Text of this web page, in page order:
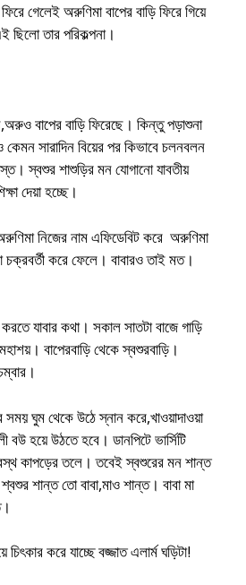
গেলেই অরুণিমা বাপের বাড়ি ফিরে গিয়ে
তার পরিকল্পনা।
বাপের বাড়ি ফিরেছে। কিন্তু পড়াশুনা
সারাদিন বিয়ের পর কিভাবে চলনবলন
স্বশুর শাশুড়ির মন যোগানো যাবতীয়
দেয়া হচ্ছে।
নিজের নাম এফিডেবিট করে অরুণিমা
চক্রবর্তী করে ফেলে। বাবারও তাই মত।
যাবার কথা। সকাল সাতটা বাজে গাড়ি
বাপেরবাড়ি থেকে স্বশুরবাড়ি।
ঘুম থেকে উঠে স্নান করে,খাওয়াদাওয়া
বউ হয়ে উঠতে হবে। ডানপিটে ভার্সিটি
কাপড়ের তলে। তবেই স্বশুরের মন শান্ত
শান্ত তো বাবা,মাও শান্ত। বাবা মা
করে যাচ্ছে বজ্জাত এলার্ম ঘড়িটা!